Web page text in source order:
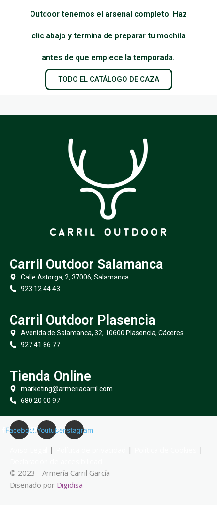
Outdoor tenemos el arsenal completo. Haz
clic abajo y termina de preparar tu mochila
antes de que empiece la temporada.
TODO EL CATÁLOGO DE CAZA
Carril Outdoor Salamanca
Calle Astorga, 2, 37006, Salamanca
923 12 44 43
Carril Outdoor Plasencia
Avenida de Salamanca, 32, 10600 Plasencia, Cáceres
927 41 86 77
Tienda Online
marketing@armeriacarril.com
680 20 00 97
FacebookYoutubeInstagram
| |
|
© 2023 - Armería Carril García
Diseñado por Digidisa